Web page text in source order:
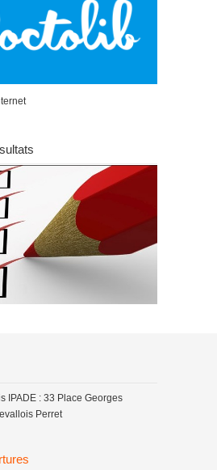
IPADE : 33 Place Georges
Perret